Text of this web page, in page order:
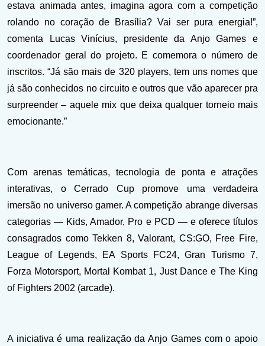
estava animada antes, imagina agora com a competição
rolando no coração de Brasília? Vai ser pura energia!”,
comenta Lucas Vinícius, presidente da Anjo Games e
coordenador geral do projeto. E comemora o número de
inscritos. “Já são mais de 320 players, tem uns nomes que
já são conhecidos no circuito e outros que vão aparecer pra
surpreender – aquele mix que deixa qualquer torneio mais
emocionante.”
Com arenas temáticas, tecnologia de ponta e atrações
interativas, o Cerrado Cup promove uma verdadeira
imersão no universo gamer. A competição abrange diversas
categorias — Kids, Amador, Pro e PCD — e oferece títulos
consagrados como Tekken 8, Valorant, CS:GO, Free Fire,
League of Legends, EA Sports FC24, Gran Turismo 7,
Forza Motorsport, Mortal Kombat 1, Just Dance e The King
of Fighters 2002 (arcade).
A iniciativa é uma realização da Anjo Games com o apoio